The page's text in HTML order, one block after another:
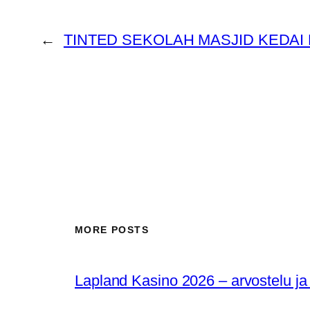
← TINTED SEKOLAH MASJID KEDAI
MORE POSTS
Lapland Kasino 2026 – arvostelu